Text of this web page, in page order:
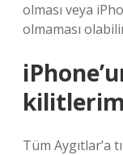
olması veya
olmaması
Tüm Aygıtlar’a